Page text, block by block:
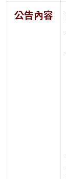
公告內容